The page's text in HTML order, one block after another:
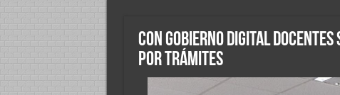
Con Gobierno Digital
por trámites